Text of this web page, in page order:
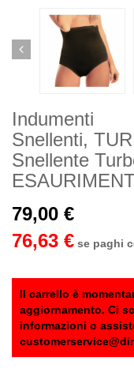
Indumenti
Snellenti,
Snellente
79,00 €
76,63 € se paghi
Il carrello è
aggiornamento. Ci
informazioni o